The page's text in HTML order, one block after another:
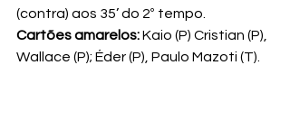
(contra) aos 35’ do 2º tempo.
Cartões amarelos: Kaio (P) Cristian (P),
Wallace (P); Éder (P), Paulo Mazoti (T).